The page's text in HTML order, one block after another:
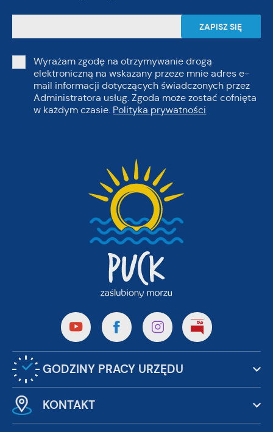
Wyrażam zgodę na otrzymywanie drogą
elektroniczną na wskazany przeze mnie adres e-
mail informacji dotyczących świadczonych przez
Administratora usług. Zgoda może zostać cofnięta
w każdym czasie. Polityka prywatności
GODZINY PRACY URZĘDU
KONTAKT